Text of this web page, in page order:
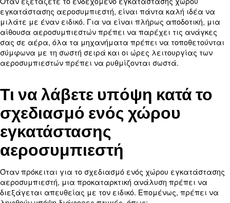
να αποκομίσετε από έναν χώρο εγκατάστασης
αεροσυμπιεστή είναι τα εξής:
Βασιζόμενοι σε μια γρήγορη και πλήρως
Προσαρμόσιμη λύση προσαρμοσμένη στις
Υψηλή αντοχή σε αντίξοες καιρικές συνθήκες,
Όταν εξετάζετε το ενδεχόμενο εγκατάστασης
εγκατάστασης αεροσυμπιεστή, είναι πάντα
μιλάτε με έναν ειδικό. Για να είναι πλήρως
αίθουσα αεροσυμπιεστών πρέπει να παρέχει
σας σε αέρα, όλα τα μηχανήματα πρέπει να
σύμφωνα με τη σωστή σειρά και οι ώρες
αεροσυμπιεστών πρέπει να ρυθμίζονται σωστά.